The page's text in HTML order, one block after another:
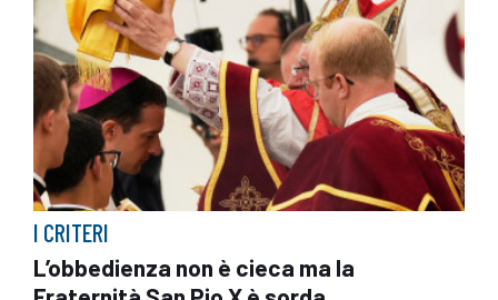
I CRITERI
L’obbedienza non è cieca ma la